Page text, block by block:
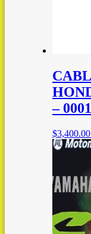
– 0001
$3,400.00